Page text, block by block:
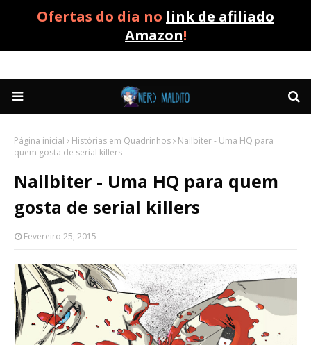
Ofertas do dia no link de afiliado
Amazon!
Página inicial Histórias em Quadrinhos
Nailbiter - Uma HQ para
quem gosta de serial killers
Nailbiter - Uma HQ para quem
gosta de serial killers
Fevereiro 25, 2015